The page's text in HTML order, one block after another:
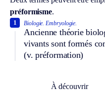
préformisme.
Biologie. Embryologie.
Ancienne théorie
vivants sont formés
(v. préformation)
1
À découvrir